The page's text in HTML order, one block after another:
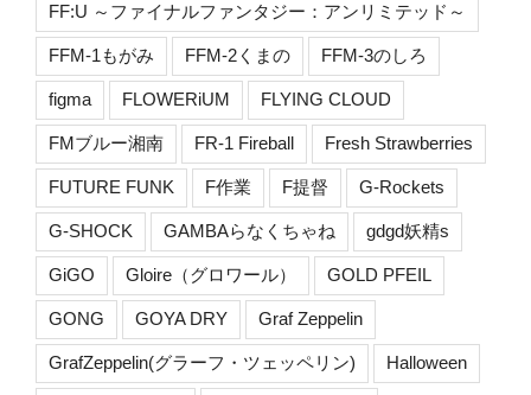
FF:U ～ファイナルファンタジー：アンリミテッド～
FFM-1もがみ FFM-2くまの FFM-3のしろ
figma FLOWERiUM FLYING CLOUD
FMブルー湘南 FR-1 Fireball Fresh Strawberries
FUTURE FUNK F作業 F提督 G-Rockets
G-SHOCK GAMBAらなくちゃね gdgd妖精s
GiGO Gloire（グロワール） GOLD PFEIL
GONG GOYA DRY Graf Zeppelin
GrafZeppelin(グラーフ・ツェッペリン) Halloween